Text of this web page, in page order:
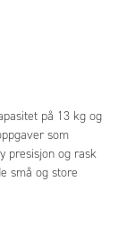
på 13 kg og
som
presisjon og rask
små og store